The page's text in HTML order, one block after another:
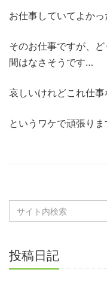
お仕事していてよかっ
そのお仕事ですが、
間はなさそうです…
哀しいけれどこれ仕
というワケで頑張りま
投稿日記